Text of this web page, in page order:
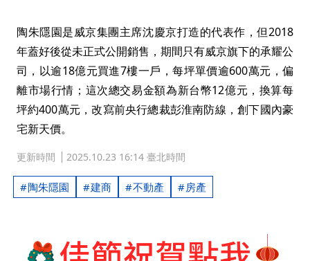
陶朱隱園是威京集團主席沈慶京打造的代表作，但2018
年蓋好後從未正式公開銷售，期間只有威京旗下的承耀公
司，以逾18億元買進7樓一戶，每坪單價逾600萬元，偏
離市場行情；這次總交易金額為新台幣12億元，換算每
坪約400萬元，改寫前央行總裁彭淮南防線，創下國內豪
宅新天價。
更新時間 2025.10.23 16:14 臺北時間
陶朱隱園 建商 不動產 房產